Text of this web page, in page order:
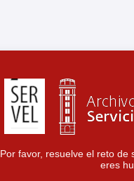
Por favor, resuelve el reto de
eres